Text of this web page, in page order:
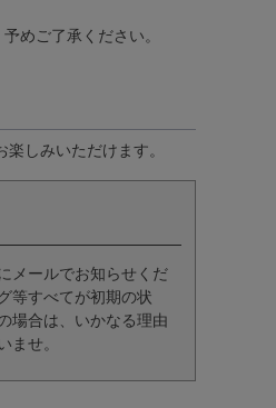
めご了承ください。
しみいただけます。
メールでお知らせくだ
等すべてが初期の状
場合は、いかなる理由
ませ。